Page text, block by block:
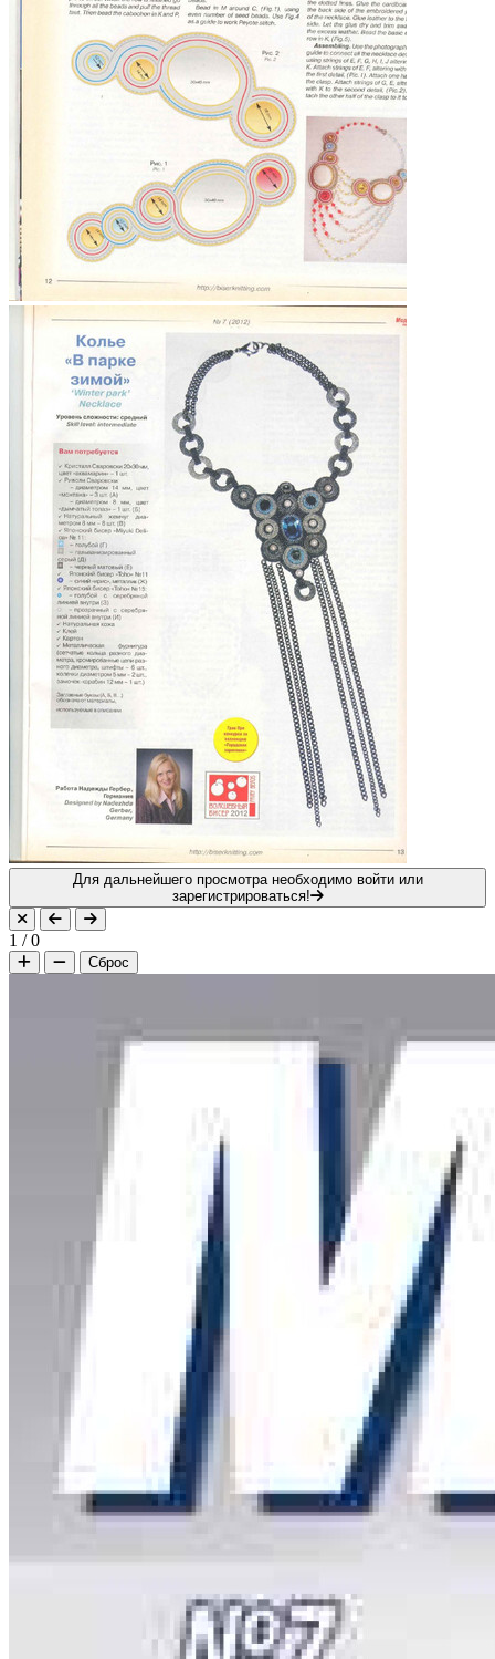
Для дальнейшего просмотра необходимо войти или
зарегистрироваться!
1 /0
Сброс